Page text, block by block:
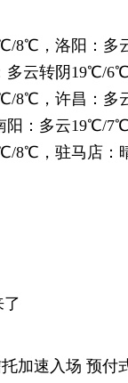
8℃，洛阳：多
云转阴19℃/
8℃，许昌：多
：多云19℃/
8℃，驻马店：
加速入场 预付